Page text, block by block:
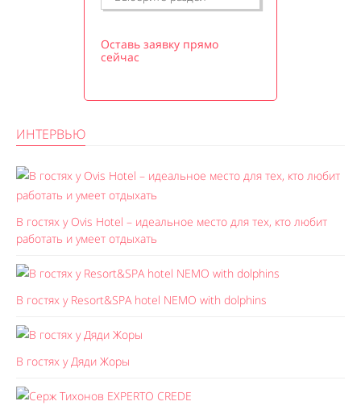
Оставь заявку прямо
сейчас
ИНТЕРВЬЮ
В гостях у Ovis Hotel – идеальное место для тех, кто любит
работать и умеет отдыхать
В гостях у Resort&SPA hotel NEMO with dolphins
В гостях у Дяди Жоры